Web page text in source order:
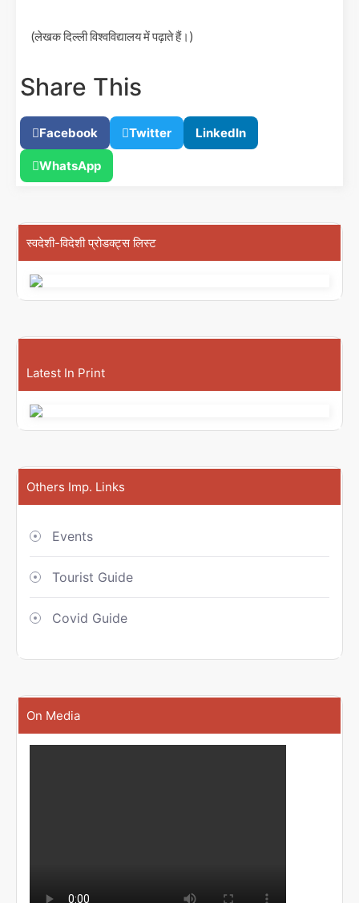
(लेखक दिल्ली विश्वविद्यालय में पढ़ाते हैं।)
Share This
Facebook Twitter LinkedIn
WhatsApp
स्वदेशी-विदेशी प्रोडक्ट्स लिस्ट
Latest In Print
Others Imp. Links
Events
Tourist Guide
Covid Guide
On Media